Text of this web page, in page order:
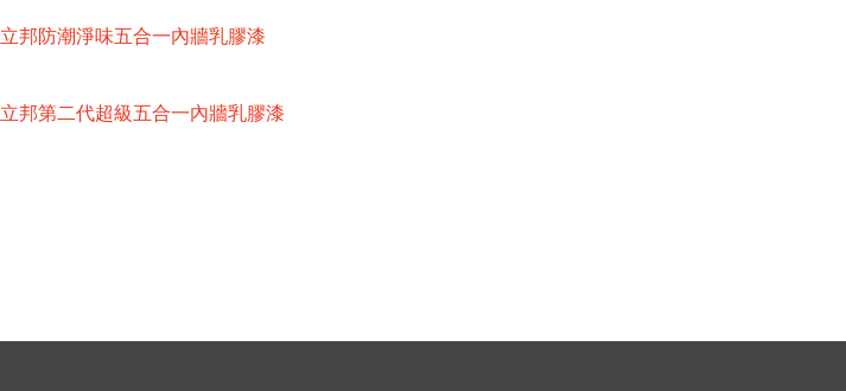
立邦防潮淨味五合一內牆乳膠漆
立邦第二代超級五合一內牆乳膠漆